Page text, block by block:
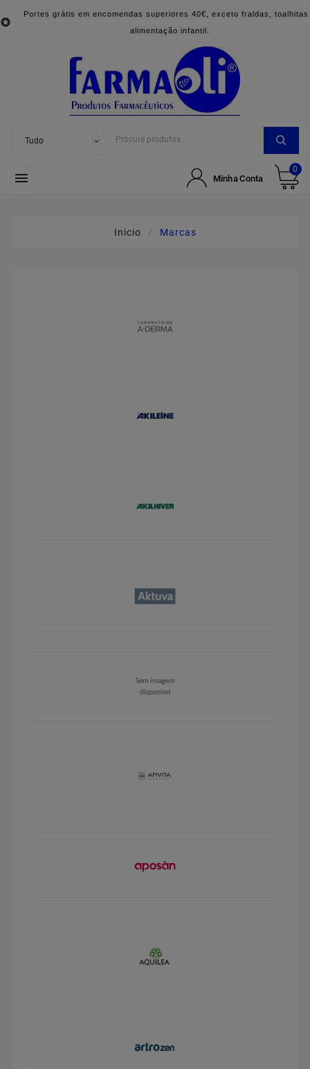

Portes grátis em encomendas superiores 40€, exceto fraldas, toalhitas
alimentação infantil.
 Minha Conta
0
Inicio Marcas